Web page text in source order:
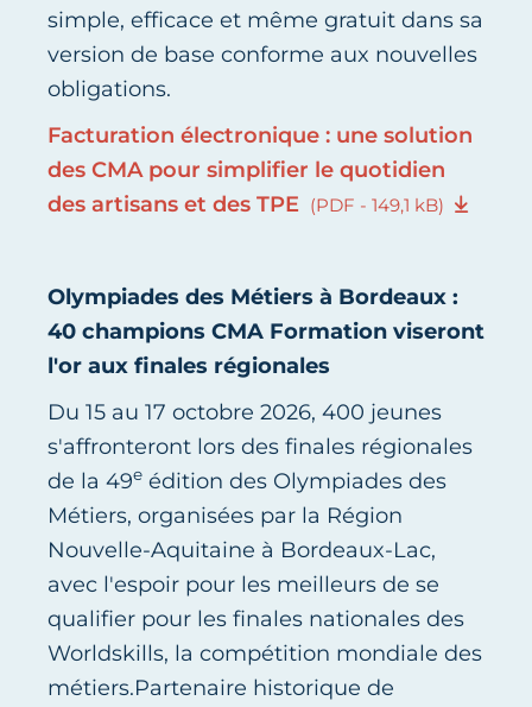
simple, efficace et même gratuit dans sa
version de base conforme aux nouvelles
obligations.
Facturation électronique : une solution
des CMA pour simplifier le quotidien
des artisans et des TPE (PDF - 149,1 kB)
Olympiades des Métiers à Bordeaux :
40 champions CMA Formation viseront
l'or aux finales régionales
Du 15 au 17 octobre 2026, 400 jeunes
s'affronteront lors des finales régionales
de la 49e édition des Olympiades des
Métiers, organisées par la Région
Nouvelle-Aquitaine à Bordeaux-Lac,
avec l'espoir pour les meilleurs de se
qualifier pour les finales nationales des
Worldskills, la compétition mondiale des
métiers.Partenaire historique de